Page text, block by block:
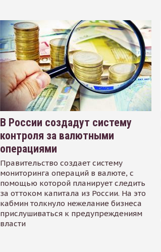
В России создадут систему
контроля за валютными
операциями
Правительство создает систему
мониторинга операций в валюте, с
помощью которой планирует следить
за оттоком капитала из России. На это
кабмин толкнуло нежелание бизнеса
прислушиваться к предупреждениям
власти